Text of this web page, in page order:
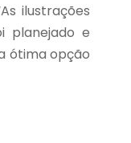
ilustrações
planejado e
ótima opção